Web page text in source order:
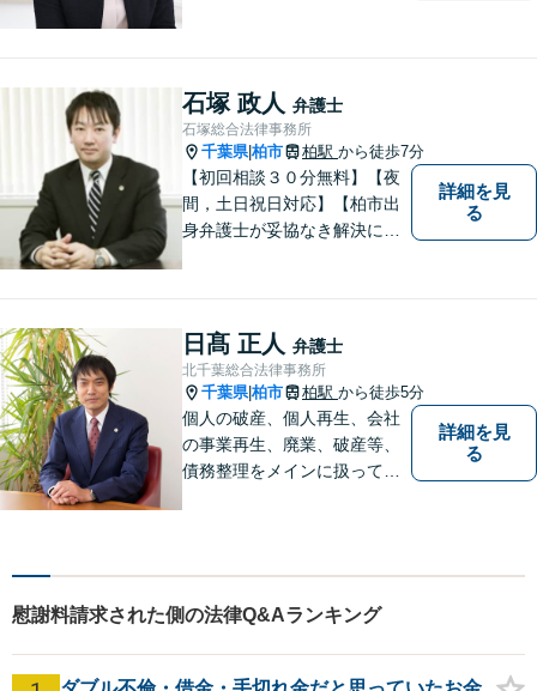
石塚 政人 弁護士
石塚総合法律事務所
千葉県|柏市 柏駅 から徒歩7分
【初回相談３０分無料】【夜
間，土日祝日対応】【柏市出
身弁護士が妥協なき解決に尽
供いたします。
詳細を見
る
日髙 正人 弁護士
北千葉総合法律事務所
千葉県|柏市 柏駅 から徒歩5分
個人の破産、個人再生、会社
の事業再生、廃業、破産等、
債務整理をメインに扱ってお
私的整理も取扱い可能です。
債務に関する初回相談は無料
です。
詳細を見
る
慰謝料請求された側の法律Q&Aランキング